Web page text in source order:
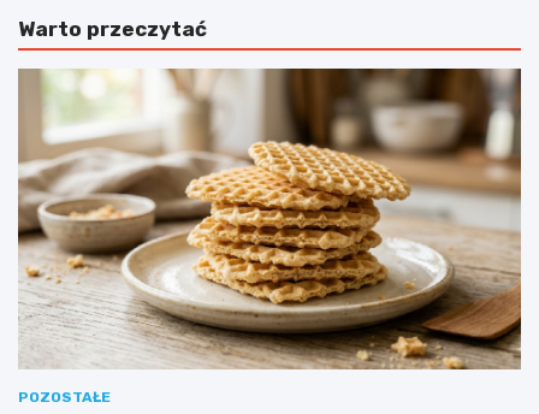
Warto przeczytać
POZOSTAŁE